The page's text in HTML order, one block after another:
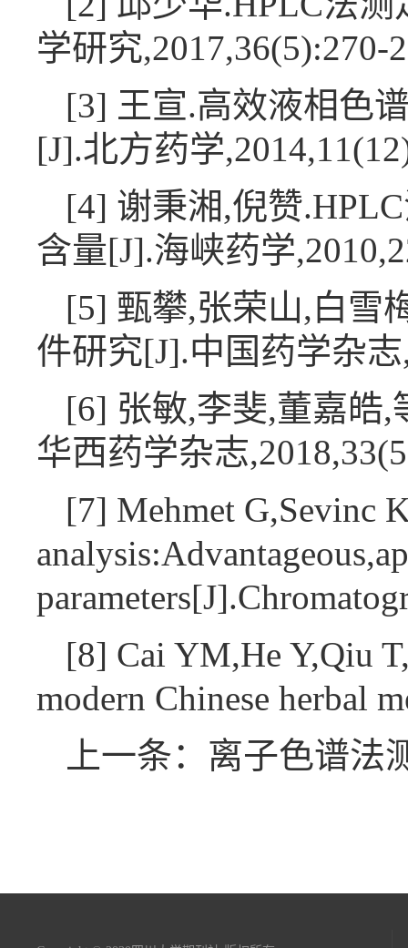
学研究,2017,36(5):270-
[3] 王宣.高效液相色
[J].北方药学
[4] 谢秉湘,倪赞
含量[J].海峡药学
[5] 甄攀,张荣山,白雪
件研究[J].中国药学杂志
[6] 张敏,李斐,董嘉皓,
华西药学杂志
[7] Mehmet G,Sevinc
[8] Cai YM,He Y,Qiu
modern Chinese herbal
上一条：离子色谱